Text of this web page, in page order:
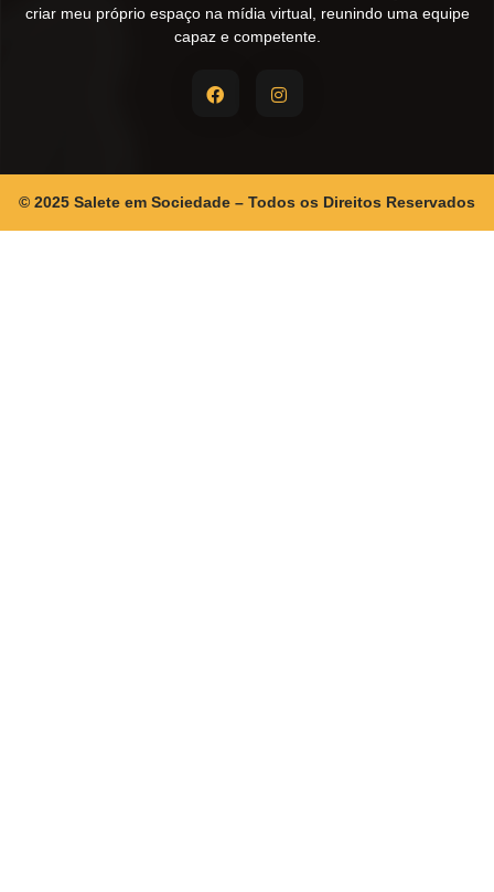
criar meu próprio espaço na mídia virtual, reunindo uma equipe
capaz e competente.
© 2025 Salete em Sociedade – Todos os Direitos Reservados